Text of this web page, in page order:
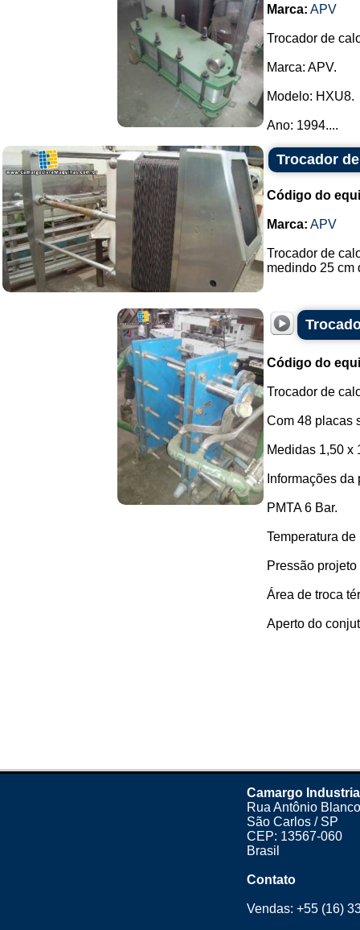
Marca: APV
Trocador de
Marca: APV.
Modelo: HXU8.
Ano: 1994....
Trocador
Código do
Marca: APV
Trocador de
medindo 25 cm
Código do
Trocador de
Com 48 placas
Medidas 1,50 x
Informações da
PMTA 6 Bar.
Temperatura
Pressão
Área de troca
Aperto do
Camargo
Rua Antônio
São Carlos / SP
CEP: 13567-060
Brasil
Contato
Vendas:+55 (16)